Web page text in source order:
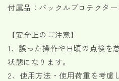
付属品：バックルプロテクタ
【安全上のご注意】
1、誤った操作や日頃の点検を
状態になります。
2、使用方法・使用荷重を考慮